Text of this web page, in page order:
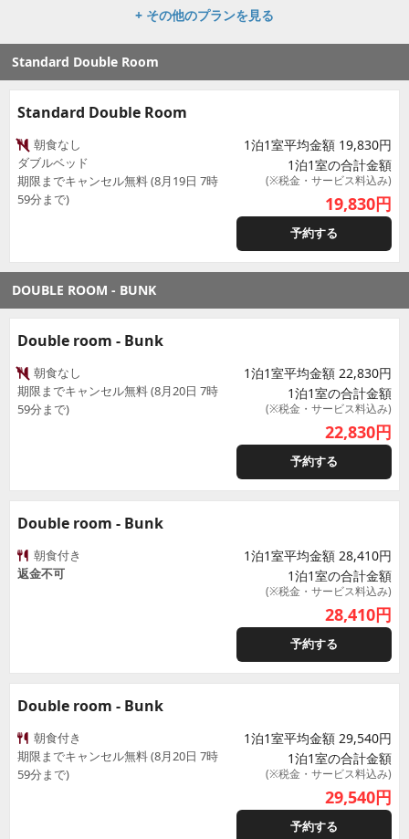
+ その他のプランを見る
Standard Double Room
Standard Double Room
朝食なし
ダブルベッド
期限までキャンセル無料 (8月19日 7時
59分まで)
1泊1室平均金額 19,830円
1泊1室の合計金額
(※税金・サービス料込み)
19,830円
予約する
DOUBLE ROOM - BUNK
Double room - Bunk
朝食なし
期限までキャンセル無料 (8月20日 7時
59分まで)
1泊1室平均金額 22,830円
1泊1室の合計金額
(※税金・サービス料込み)
22,830円
予約する
Double room - Bunk
朝食付き
返金不可
1泊1室平均金額 28,410円
1泊1室の合計金額
(※税金・サービス料込み)
28,410円
予約する
Double room - Bunk
朝食付き
期限までキャンセル無料 (8月20日 7時
59分まで)
1泊1室平均金額 29,540円
1泊1室の合計金額
(※税金・サービス料込み)
29,540円
予約する